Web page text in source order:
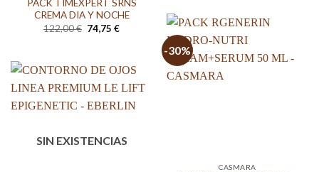
PACK TIMEXPERT SRNS
CREMA DIA Y NOCHE
122,00€ El
precio
122,00 €.
74,75€El
74,75 €.
-30%
CASMARA
SIN EXISTENCIAS